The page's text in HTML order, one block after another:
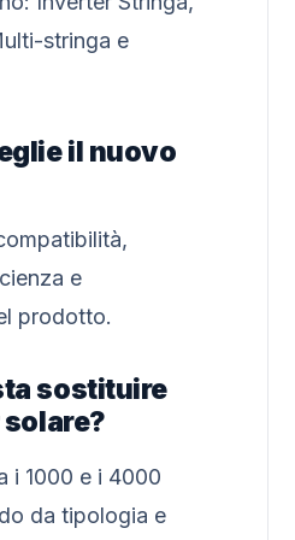
stringa e
il nuovo
e
prodotto.
sostituire
i 1000 e i 4000
da tipologia e